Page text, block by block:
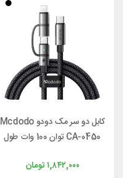
کابل دو سر مک دودو Mcdodo
CA-0450 توان 100 وات طول
تومان۱,۸۴۲,۰۰۰